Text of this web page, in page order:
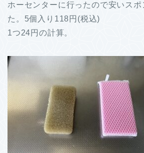
ホーセンターに行ったので安いスポ
た。5個入り118円(税込)
1つ24円の計算。